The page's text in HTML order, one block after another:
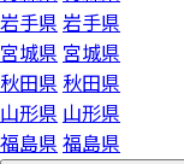
岩手県 岩手県
宮城県 宮城県
秋田県 秋田県
山形県 山形県
福島県 福島県